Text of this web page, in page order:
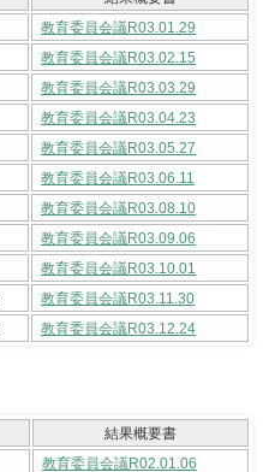
教育委員会議R03.01.29
教育委員会議R03.02.15
教育委員会議R03.03.29
教育委員会議R03.04.23
教育委員会議R03.05.27
教育委員会議R03.06.11
教育委員会議R03.08.10
教育委員会議R03.09.06
教育委員会議R03.10.01
教育委員会議R03.11.30
教育委員会議R03.12.24
結果概要書
教育委員会議R02.01.06